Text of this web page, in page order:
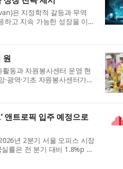
은 지정학적 갈등과 무역
고 지속 가능한 성장을 이어
원
동과 자원봉사센터 운영 현
·광역·기초 자원봉사센터가
앤트로픽 입주 예정으로
년 2분기 서울 오피스 시장
률은 전 분기 대비 1.8%p 상